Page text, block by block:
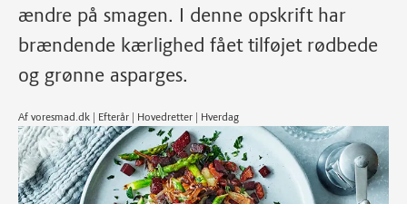
ændre på smagen. I denne opskrift har
brændende kærlighed fået tilføjet rødbede
og grønne asparges.
Af voresmad.dk | Efterår | Hovedretter | Hverdag